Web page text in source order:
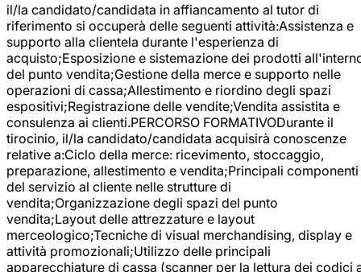
il/la candidato/candidata in affiancamento al tutor di
riferimento si occuperà delle seguenti attività:Assistenza e
supporto alla clientela durante l'esperienza di
acquisto;Esposizione e sistemazione dei prodotti
del punto vendita;Gestione della merce e supporto nelle
operazioni di cassa;Allestimento e riordino degli spazi
espositivi;Registrazione delle vendite;Vendita assistita e
consulenza ai clienti.PERCORSO FORMATIVODurante il
tirocinio, il/la candidato/candidata acquisirà conoscenze
relative a:Ciclo della merce: ricevimento, stoccaggio,
preparazione, allestimento e vendita;Principali componenti
del servizio al cliente nelle strutture di
vendita;Organizzazione degli spazi del punto
vendita;Layout delle attrezzature e layout
merceologico;Tecniche di visual merchandising, display e
attività promozionali;Utilizzo delle principali
apparecchiature di cassa (scanner per la lettura dei codici